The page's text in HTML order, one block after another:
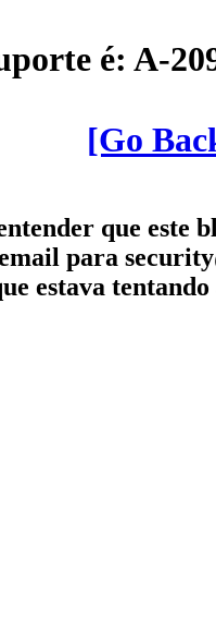
é: A-
[Go
que este
para
estava tentando